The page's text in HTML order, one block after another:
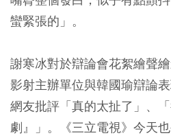
蠻緊張的」。
謝寒冰對於辯論會花絮繪聲
影射主辦單位與韓國瑜辯論
網友批評「真的太扯了」、
劇』」。《三立電視》今天